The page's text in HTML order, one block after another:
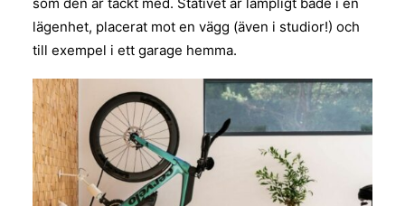
som den är täckt med. Stativet är lämpligt både i en
lägenhet, placerat mot en vägg (även i studior!) och
till exempel i ett garage hemma.